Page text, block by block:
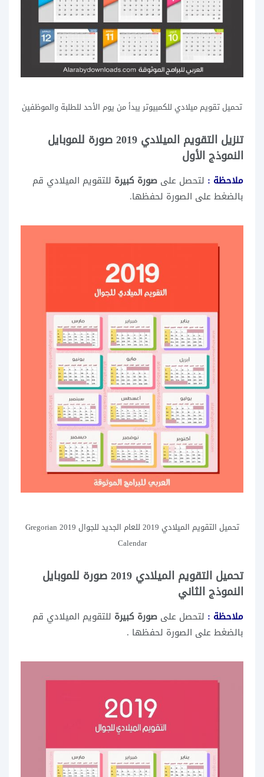
تحميل تقويم ميلادي للكمبيوتر يبدأ من يوم الأحد للطلبة والموظفين
تنزيل التقويم الميلادي 2019 صورة للموبايل
النموذج الأول
ملاحظة : لتحصل على صورة كبيرة للتقويم الميلادي قم
بالضغط على الصورة لحفظها.
تحميل التقويم الميلادي 2019 للعام الجديد للجوال 2019 Gregorian
Calendar
تحميل التقويم الميلادي 2019 صورة للموبايل
النموذج الثاني
ملاحظة : لتحصل على صورة كبيرة للتقويم الميلادي قم
بالضغط على الصورة لحفظها .